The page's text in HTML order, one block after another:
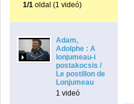
1/1 oldal (1 videó)
Adam,
Adolphe : A
lonjumeau-i
postakocsis /
Le postillon de
Lonjumeau
1 videó